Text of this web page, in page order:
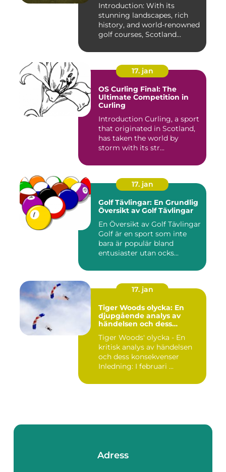
Introduction: With its
stunning landscapes, rich
history, and world-renowned
golf courses, Scotland...
17. jan
OS Curling Final: The
Ultimate Competition in
Curling
Introduction Curling, a sport
that originated in Scotland,
has taken the world by
storm with its str...
17. jan
Golf Tävlingar: En Grundlig
Översikt av Golf Tävlingar
En Översikt av Golf Tävlingar
Golf är en sport som inte
bara är populär bland
entusiaster utan ocks...
17. jan
Tiger Woods olycka: En
djupgående analys av
händelsen och dess
Tiger Woods' olycka - En
kritisk analys av händelsen
och dess konsekvenser
Inledning: I februari ...
Adress